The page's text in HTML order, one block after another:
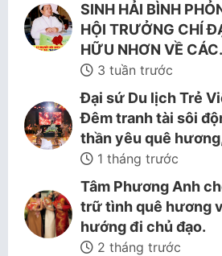
SINH HẢI BÌNH
HỘI TRƯỞNG CHÍ
HỮU NHƠN VỀ
3 tuần trước
Đại sứ Du lịch Trẻ
Đêm tranh tài sôi
thần yêu quê
1 tháng trước
Tâm Phương Anh
trữ tình quê hương
hướng đi chủ đạo.
2 tháng trước